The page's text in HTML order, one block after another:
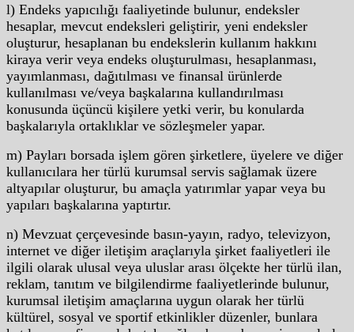
l) Endeks yapıcılığı faaliyetinde bulunur, endeksler
hesaplar, mevcut endeksleri geliştirir, yeni endeksler
oluşturur, hesaplanan bu endekslerin kullanım hakkını
kiraya verir veya endeks oluşturulması, hesaplanması,
yayımlanması, dağıtılması ve finansal ürünlerde
kullanılması ve/veya başkalarına kullandırılması
konusunda üçüncü kişilere yetki verir, bu konularda
başkalarıyla ortaklıklar ve sözleşmeler yapar.
m) Payları borsada işlem gören şirketlere, üyelere ve diğer
kullanıcılara her türlü kurumsal servis sağlamak üzere
altyapılar oluşturur, bu amaçla yatırımlar yapar veya bu
yapıları başkalarına yaptırtır.
n) Mevzuat çerçevesinde basın-yayın, radyo, televizyon,
internet ve diğer iletişim araçlarıyla şirket faaliyetleri ile
ilgili olarak ulusal veya uluslar arası ölçekte her türlü ilan,
reklam, tanıtım ve bilgilendirme faaliyetlerinde bulunur,
kurumsal iletişim amaçlarına uygun olarak her türlü
kültürel, sosyal ve sportif etkinlikler düzenler, bunlara